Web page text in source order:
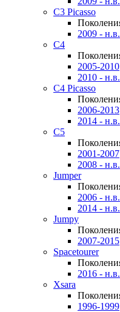
C3 Picasso
2009 - н.в.
C4
2005-2010
2010 - н.в.
C4 Picasso
2006-2013
2014 - н.в.
C5
2001-2007
2008 - н.в.
Jumper
2006 - н.в.
2014 - н.в.
Jumpy
2007-2015
Spacetourer
2016 - н.в.
Xsara
1996-1999